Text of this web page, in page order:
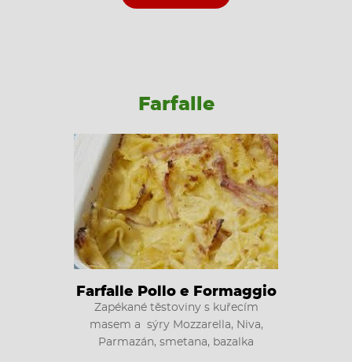
Farfalle
Farfalle Pollo e Formaggio
Zapékané těstoviny s kuřecím
masem a sýry Mozzarella, Niva,
Parmazán, smetana, bazalka